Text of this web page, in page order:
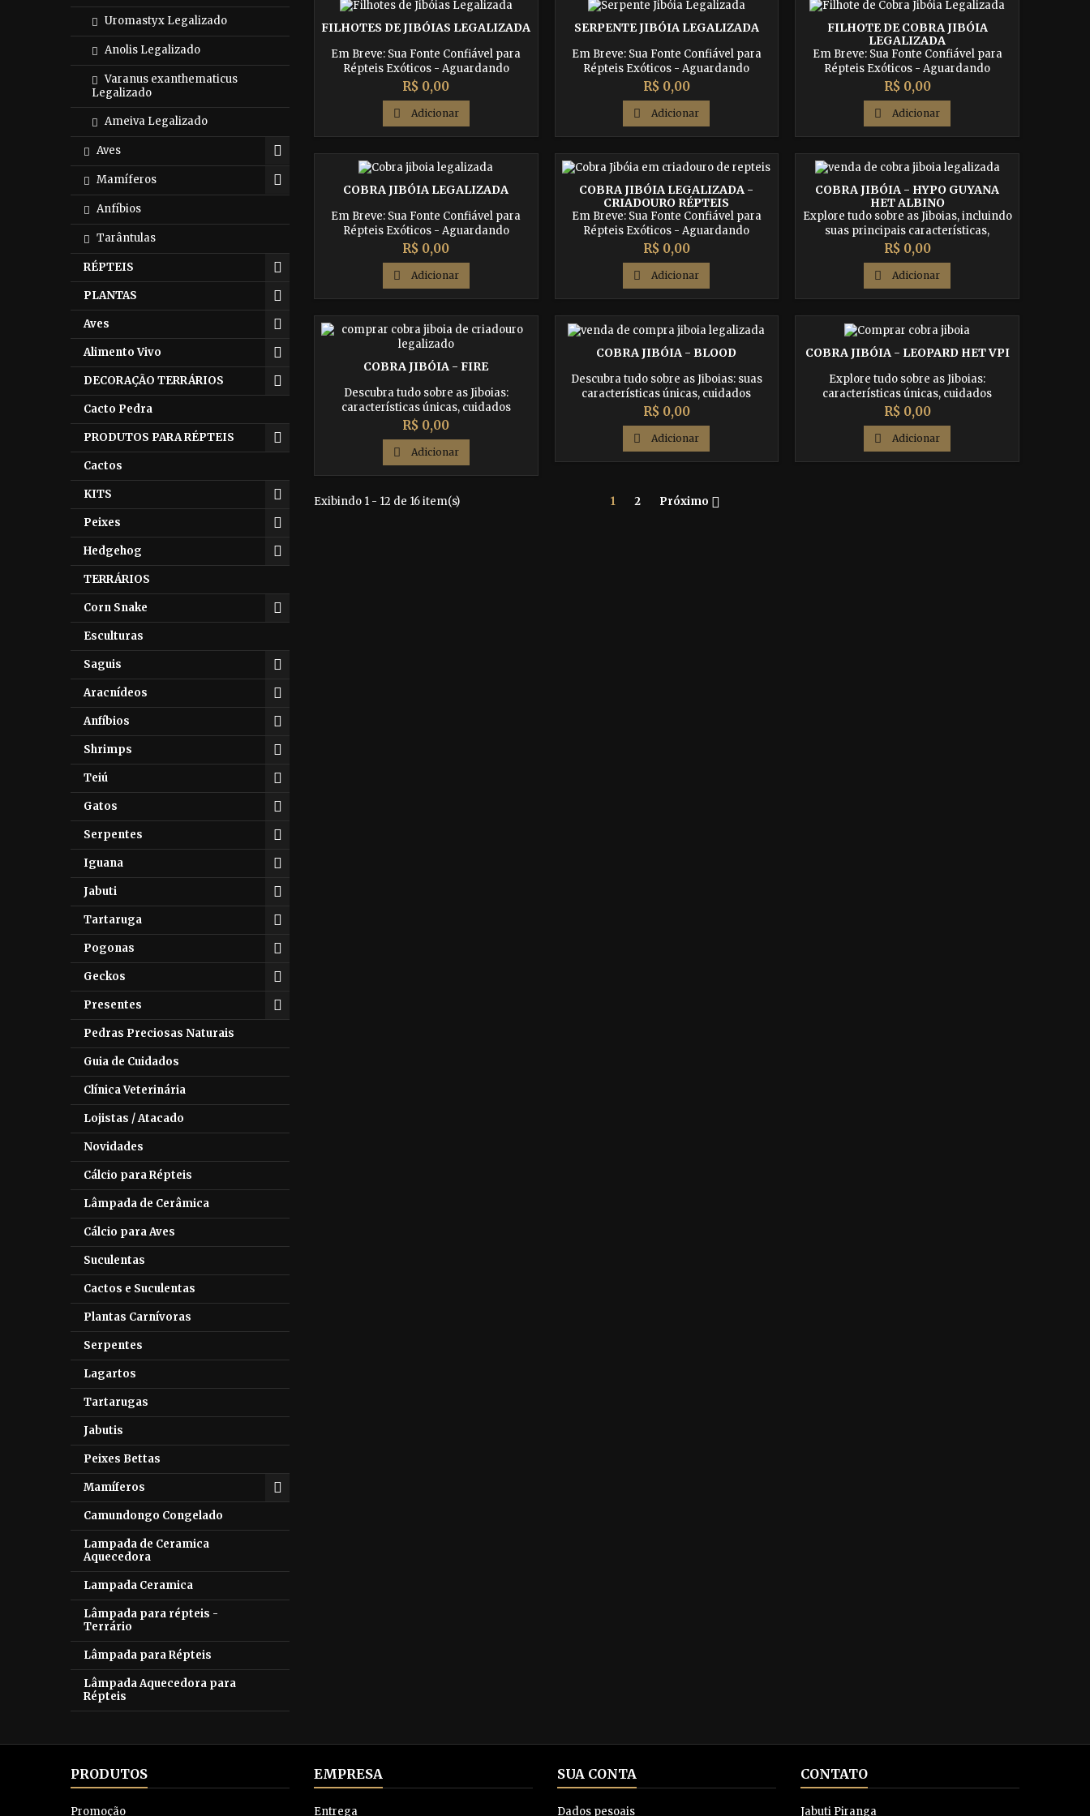
Uromastyx Legalizado
Anolis Legalizado
Varanus exanthematicus
Legalizado
Ameiva Legalizado
Aves
Mamíferos
Anfíbios
Tarântulas
RÉPTEIS
PLANTAS
Aves
Alimento Vivo
DECORAÇÃO TERRÁRIOS
Cacto Pedra
PRODUTOS PARA RÉPTEIS
Cactos
KITS
Peixes
Hedgehog
TERRÁRIOS
Corn Snake
Esculturas
Saguis
Aracnídeos
Anfíbios
Shrimps
Teiú
Gatos
Serpentes
Iguana
Jabuti
Tartaruga
Pogonas
Geckos
Presentes
Pedras Preciosas Naturais
Guia de Cuidados
Clínica Veterinária
Lojistas / Atacado
Novidades
Cálcio para Répteis
Lâmpada de Cerâmica
Cálcio para Aves
Suculentas
Cactos e Suculentas
Plantas Carnívoras
Serpentes
Lagartos
Tartarugas
Jabutis
Peixes Bettas
Mamíferos
Camundongo Congelado
Lampada de Ceramica
Aquecedora
Lampada Ceramica
Lâmpada para répteis -
Terrário
Lâmpada para Répteis
Lâmpada Aquecedora para
Répteis
- Aguardando Autorização dos Órgãos
Competentes
FILHOTES DE JIBÓIAS LEGALIZADA
Em Breve: Sua Fonte Confiável para
Répteis Exóticos - Aguardando
Autorização dos Órgãos Competentes
Preço
R$ 0,00
 Adicionar
SERPENTE JIBÓIA LEGALIZADA
Em Breve: Sua Fonte Confiável para
Répteis Exóticos - Aguardando
Autorização dos Órgãos Competentes
Preço
R$ 0,00
 Adicionar
FILHOTE DE COBRA JIBÓIA
LEGALIZADA
Em Breve: Sua Fonte Confiável para
Répteis Exóticos - Aguardando
Autorização dos Órgãos Competentes
Preço
R$ 0,00
 Adicionar
COBRA JIBÓIA LEGALIZADA
Em Breve: Sua Fonte Confiável para
Répteis Exóticos - Aguardando
Autorização dos Órgãos Competentes
Preço
R$ 0,00
 Adicionar
COBRA JIBÓIA LEGALIZADA -
CRIADOURO RÉPTEIS
Em Breve: Sua Fonte Confiável para
Répteis Exóticos - Aguardando
Autorização dos Órgãos Competentes
Preço
R$ 0,00
 Adicionar
COBRA JIBÓIA - HYPO GUYANA
HET ALBINO
Explore tudo sobre as Jiboias, incluindo
suas principais características,
cuidados essenciais e curiosidades
fascinantes. Descubra como garantir
uma vida saudável e feliz para esse
réptil impressionante.
Preço
R$ 0,00
 Adicionar
COBRA JIBÓIA - FIRE
Descubra tudo sobre as Jiboias:
características únicas, cuidados
essenciais e curiosidades fascinantes.
Saiba como garantir uma vida
saudável e feliz para esse réptil
incrível.
Preço
R$ 0,00
 Adicionar
COBRA JIBÓIA - BLOOD
Descubra tudo sobre as Jiboias: suas
características únicas, cuidados
essenciais e curiosidades fascinantes.
Saiba como garantir uma vida
saudável e feliz para este réptil
incrível.
Preço
R$ 0,00
 Adicionar
COBRA JIBÓIA - LEOPARD HET VPI
Explore tudo sobre as Jiboias:
características únicas, cuidados
essenciais e curiosidades fascinantes.
Descubra como garantir uma vida
saudável e feliz para este réptil
incrível.
Preço
R$ 0,00
 Adicionar
Exibindo 1 - 12 de 16 item(s) 1 2 Próximo 
PRODUTOS
Promoção
EMPRESA
Entrega
SUA CONTA
Dados pesoais
CONTATO
Jabuti Piranga